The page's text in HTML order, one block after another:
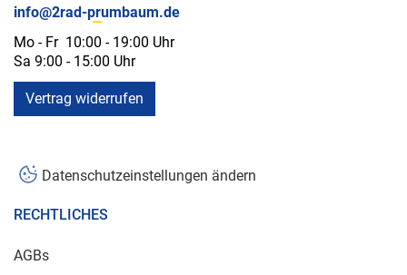
info@2rad-prumbaum.de
Mo - Fr 10:00 - 19:00 Uhr
Sa 9:00 - 15:00 Uhr
Vertrag widerrufen
Datenschutzeinstellungen ändern
RECHTLICHES
AGBs